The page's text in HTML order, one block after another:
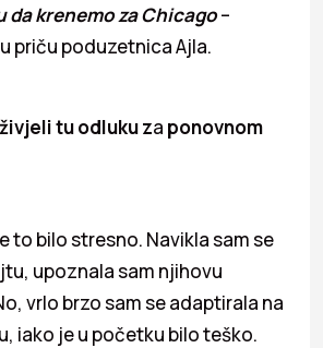
krenemo za Chicago–
priču poduzetnica Ajla.
tu odluku za ponovnom
to bilo stresno. Navikla sam se
upoznala sam njihovu
vrlo brzo sam se adaptirala na
iako je u početku bilo teško.